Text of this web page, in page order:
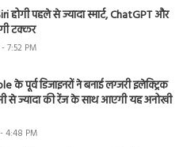
होगी पहले से ज्यादा स्मार्ट, ChatGPT और
टक्कर
7:52 PM
पूर्व डिजाइनरों ने बनाई लग्जरी इलेक्ट्रिक
से ज्यादा की रेंज के साथ आएगी यह अनोखी
4:48 PM